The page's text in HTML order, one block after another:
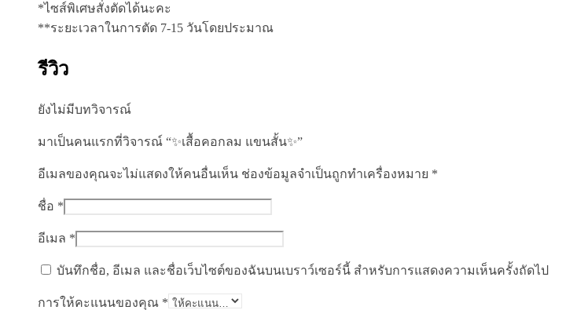
*ไซส์พิเศษสั่งตัดได้นะคะ
**ระยะเวลาในการตัด 7-15 วันโดยประมาณ
รีวิว
ยังไม่มีบทวิจารณ์
มาเป็นคนแรกที่วิจารณ์ “✨เสื้อคอกลม แขนสั้น✨”
อีเมลของคุณจะไม่แสดงให้คนอื่นเห็น ช่องข้อมูลจำเป็นถูกทำเครื่องหมาย *
ชื่อ *
อีเมล *
บันทึกชื่อ, อีเมล และชื่อเว็บไซต์ของฉันบนเบราว์เซอร์นี้ สำหรับการแสดงความเห็นครั้งถัดไป
การให้คะแนนของคุณ *